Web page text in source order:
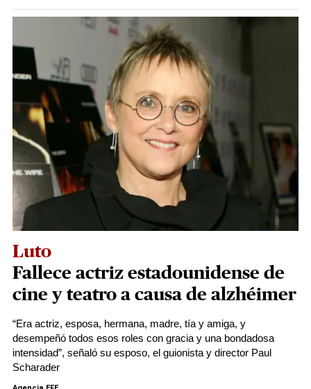
Luto
Fallece actriz estadounidense de
cine y teatro a causa de alzhéimer
“Era actriz, esposa, hermana, madre, tía y amiga, y
desempeñó todos esos roles con gracia y una bondadosa
intensidad”, señaló su esposo, el guionista y director Paul
Scharader